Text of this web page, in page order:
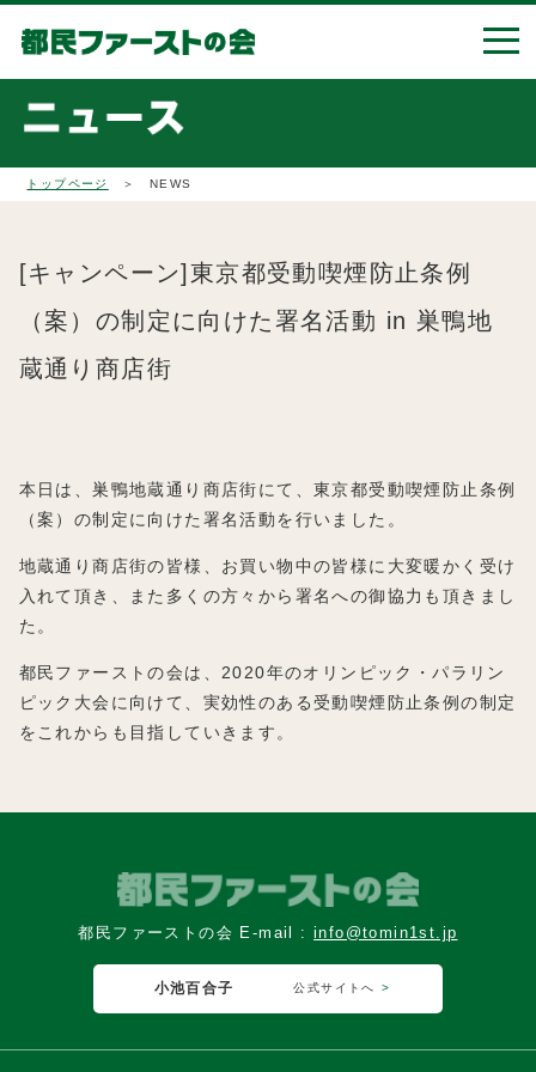
トップページ ＞ NEWS
[キャンペーン]東京都受動喫煙防止条例
（案）の制定に向けた署名活動 in 巣鴨地
蔵通り商店街
本日は、巣鴨地蔵通り商店街にて、東京都受動喫煙防止条例
（案）の制定に向けた署名活動を行いました。
地蔵通り商店街の皆様、お買い物中の皆様に大変暖かく受け
入れて頂き、また多くの方々から署名への御協力も頂きまし
た。
都民ファーストの会は、2020年のオリンピック・パラリン
ピック大会に向けて、実効性のある受動喫煙防止条例の制定
をこれからも目指していきます。
都民ファーストの会 E-mail :info@tomin1st.jp
小池百合子 公式サイトへ